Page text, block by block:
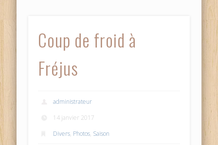
Coup de froid à
Fréjus
administrateur
14 janvier 2017
Divers, Photos, Saison